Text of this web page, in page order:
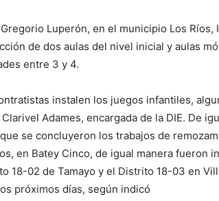
Luperón, en el municipio Los Ríos,
de dos aulas del nivel inicial y aulas
entre 3 y 4.
instalen los juegos infantiles,
Adames, encargada de la DIE. De
se concluyeron los trabajos de
en Batey Cinco, de igual manera fueron
18-02 de Tamayo y el Distrito 18-03 en
próximos días, según indicó